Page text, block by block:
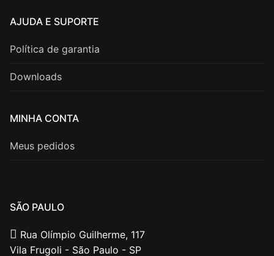
AJUDA E SUPORTE
Política de garantia
Downloads
MINHA CONTA
Meus pedidos
SÃO PAULO
Rua Olímpio Guilherme, 117
Vila Frugoli - São Paulo - SP